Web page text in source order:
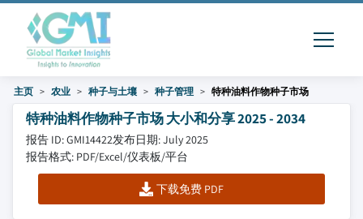
主页 农业 种子与土壤 种子管理 特种油料作物种子市场
特种油料作物种子市场 大小和分享 2025 - 2034
报告 ID: GMI14422发布日期: July 2025
报告格式: PDF/Excel/仪表板/平台
下载免费 PDF